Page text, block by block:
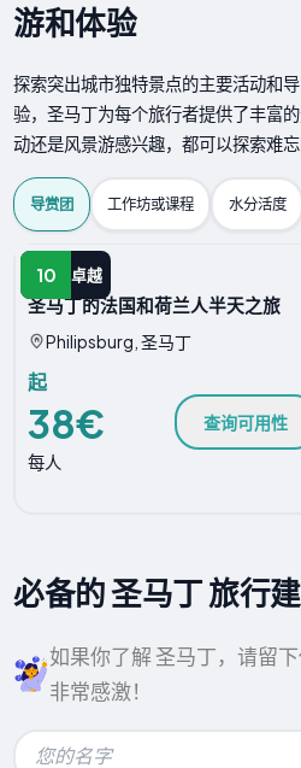
游和体验
探索突出城市独特景点的主要活动和
验，圣马丁为每个旅行者提供了丰富
动还是风景游感兴趣，都可以探索难
导赏团 工作坊或课程 水分活度
10 卓越
导赏团
圣马丁的法国和荷兰人半天之旅
Philipsburg, 圣马丁
起
38€
每人
查询可用性
必备的 圣马丁 旅行
如果你了解 圣马丁，请留
非常感激！